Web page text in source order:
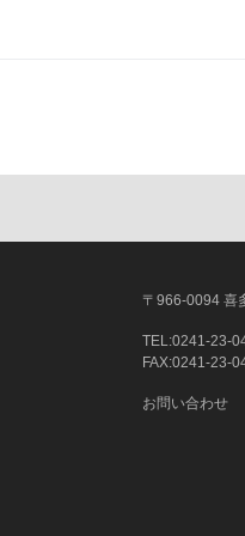
〒966-0094 喜
TEL:0241-23-
FAX:0241-23-
お問い合わせ